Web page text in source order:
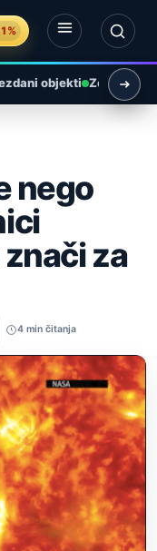
objekti Zemlja i
nego
za
4 min čitanja